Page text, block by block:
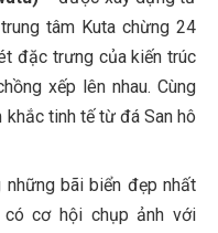
tâm Kuta chừng 24
đặc trưng của kiến trúc
xếp lên nhau. Cùng
tinh tế từ đá San hô
những bãi biển đẹp nhất
có cơ hội chụp ảnh với